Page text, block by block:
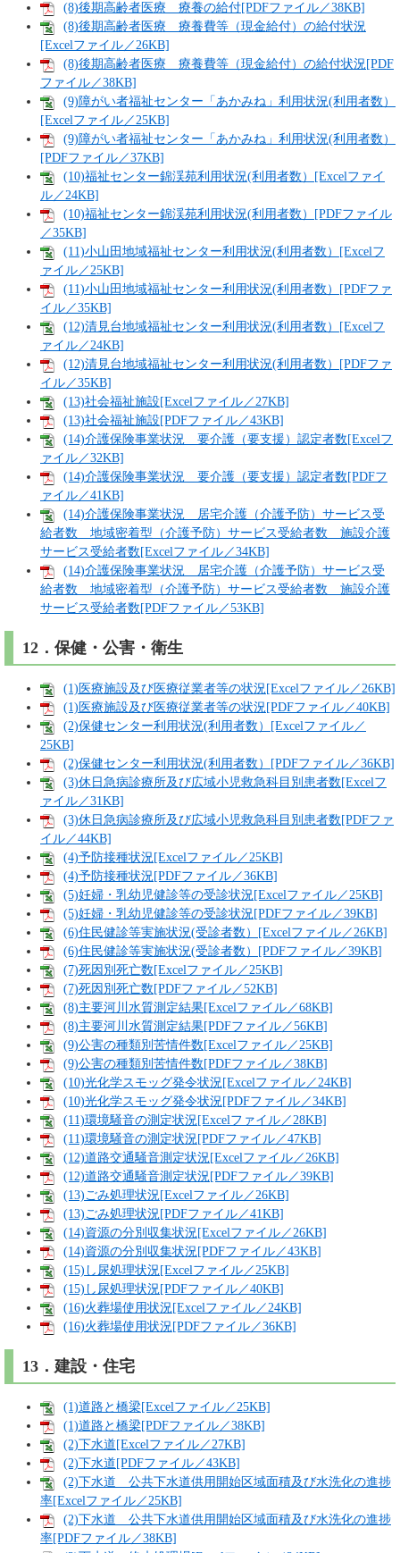
(8)後期高齢者医療 療養の給付[PDFファイル／38KB]
(8)後期高齢者医療 療養費等（現金給付）の給付状況
[Excelファイル／26KB]
(8)後期高齢者医療 療養費等（現金給付）の給付状況[PDF
ファイル／38KB]
(9)障がい者福祉センター「あかみね」利用状況(利用者数）
[Excelファイル／25KB]
(9)障がい者福祉センター「あかみね」利用状況(利用者数）
[PDFファイル／37KB]
(10)福祉センター錦渓苑利用状況(利用者数）[Excelファイ
ル／24KB]
(10)福祉センター錦渓苑利用状況(利用者数）[PDFファイル
／35KB]
(11)小山田地域福祉センター利用状況(利用者数）[Excelフ
ァイル／25KB]
(11)小山田地域福祉センター利用状況(利用者数）[PDFファ
イル／35KB]
(12)清見台地域福祉センター利用状況(利用者数）[Excelフ
ァイル／24KB]
(12)清見台地域福祉センター利用状況(利用者数）[PDFファ
イル／35KB]
(13)社会福祉施設[Excelファイル／27KB]
(13)社会福祉施設[PDFファイル／43KB]
(14)介護保険事業状況 要介護（要支援）認定者数[Excelフ
ァイル／32KB]
(14)介護保険事業状況 要介護（要支援）認定者数[PDFフ
ァイル／41KB]
(14)介護保険事業状況 居宅介護（介護予防）サービス受
給者数 地域密着型（介護予防）サービス受給者数 施設介護
サービス受給者数[Excelファイル／34KB]
(14)介護保険事業状況 居宅介護（介護予防）サービス受
給者数 地域密着型（介護予防）サービス受給者数 施設介護
サービス受給者数[PDFファイル／53KB]
12．保健・公害・衛生
(1)医療施設及び医療従業者等の状況[Excelファイル／26KB]
(1)医療施設及び医療従業者等の状況[PDFファイル／40KB]
(2)保健センター利用状況(利用者数）[Excelファイル／
25KB]
(2)保健センター利用状況(利用者数）[PDFファイル／36KB]
(3)休日急病診療所及び広域小児救急科目別患者数[Excelフ
ァイル／31KB]
(3)休日急病診療所及び広域小児救急科目別患者数[PDFファ
イル／44KB]
(4)予防接種状況[Excelファイル／25KB]
(4)予防接種状況[PDFファイル／36KB]
(5)妊婦・乳幼児健診等の受診状況[Excelファイル／25KB]
(5)妊婦・乳幼児健診等の受診状況[PDFファイル／39KB]
(6)住民健診等実施状況(受診者数）[Excelファイル／26KB]
(6)住民健診等実施状況(受診者数）[PDFファイル／39KB]
(7)死因別死亡数[Excelファイル／25KB]
(7)死因別死亡数[PDFファイル／52KB]
(8)主要河川水質測定結果[Excelファイル／68KB]
(8)主要河川水質測定結果[PDFファイル／56KB]
(9)公害の種類別苦情件数[Excelファイル／25KB]
(9)公害の種類別苦情件数[PDFファイル／38KB]
(10)光化学スモッグ発令状況[Excelファイル／24KB]
(10)光化学スモッグ発令状況[PDFファイル／34KB]
(11)環境騒音の測定状況[Excelファイル／28KB]
(11)環境騒音の測定状況[PDFファイル／47KB]
(12)道路交通騒音測定状況[Excelファイル／26KB]
(12)道路交通騒音測定状況[PDFファイル／39KB]
(13)ごみ処理状況[Excelファイル／26KB]
(13)ごみ処理状況[PDFファイル／41KB]
(14)資源の分別収集状況[Excelファイル／26KB]
(14)資源の分別収集状況[PDFファイル／43KB]
(15)し尿処理状況[Excelファイル／25KB]
(15)し尿処理状況[PDFファイル／40KB]
(16)火葬場使用状況[Excelファイル／24KB]
(16)火葬場使用状況[PDFファイル／36KB]
13．建設・住宅
(1)道路と橋梁[Excelファイル／25KB]
(1)道路と橋梁[PDFファイル／38KB]
(2)下水道[Excelファイル／27KB]
(2)下水道[PDFファイル／43KB]
(2)下水道 公共下水道供用開始区域面積及び水洗化の進捗
率[Excelファイル／25KB]
(2)下水道 公共下水道供用開始区域面積及び水洗化の進捗
率[PDFファイル／38KB]